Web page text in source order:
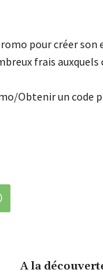
pour créer son
frais
Obtenir un code
A la